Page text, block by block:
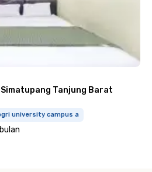
Simatupang Tanjung Barat
university campus a
bulan